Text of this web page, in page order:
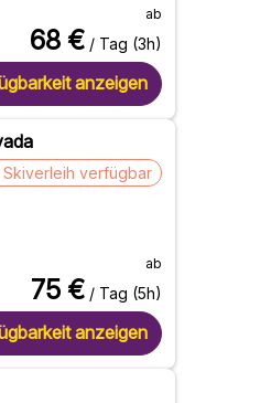
ab
68 € / Tag (3h)
anzeigen
Skiverleih verfügbar
ab
75 € / Tag (5h)
anzeigen